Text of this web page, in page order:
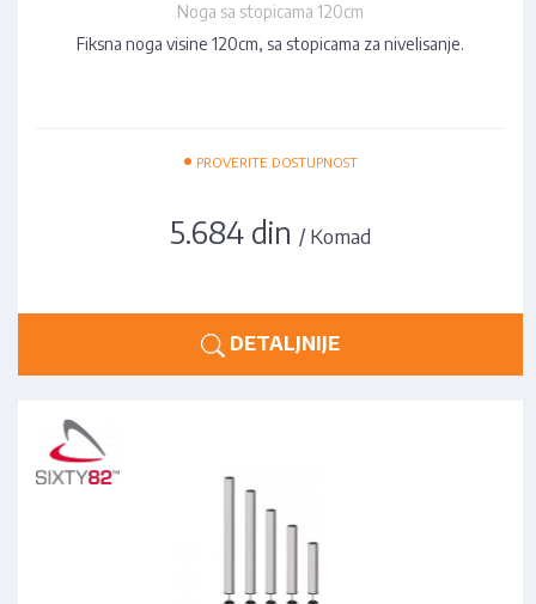
Noga sa stopicama 120cm
Fiksna noga visine 120cm, sa stopicama za nivelisanje.
• PROVERITE DOSTUPNOST
5.684 din / Komad
DETALJNIJE